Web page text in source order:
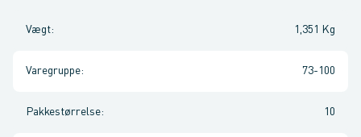
Vægt: 1,351 Kg
Varegruppe: 73-100
Pakkestørrelse: 10